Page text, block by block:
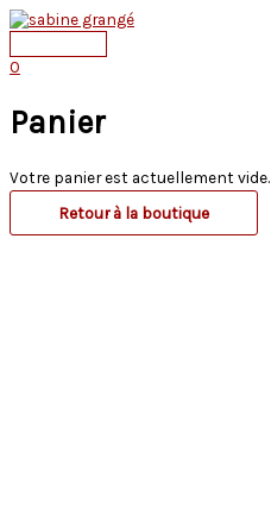
Aller
au
contenu
0
Panier
Votre panier est actuellement vide.
Retour à la boutique